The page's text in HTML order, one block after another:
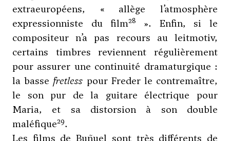
extraeuropéens, « allège l’atmosphère
expressionniste du film28
». Enfin, si le
compositeur n’a pas recours au leitmotiv,
certains timbres reviennent régulièrement
pour assurer une continuité dramaturgique :
la basse fretless pour Freder le contremaître,
le son pur de la guitare électrique pour
Maria, et sa distorsion à son double
maléfique29.
Les films de Buñuel sont très différents de